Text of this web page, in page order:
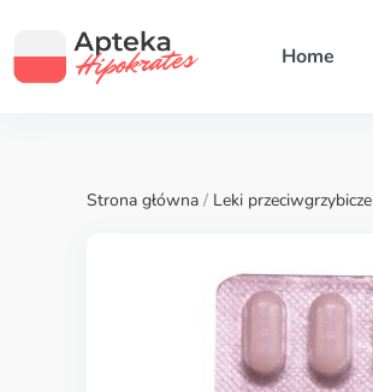
Home
Strona główna / Leki przeciwgrzybicze